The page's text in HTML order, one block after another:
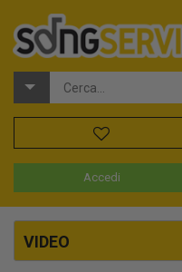
Accedi
VIDEO